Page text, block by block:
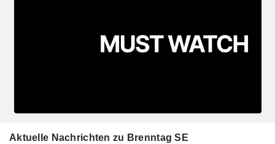
Aktuelle Nachrichten zu Brenntag SE